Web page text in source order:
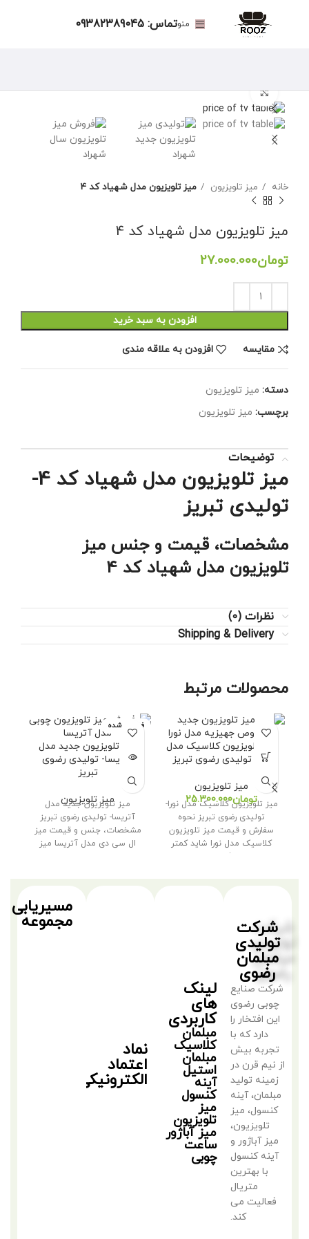
منوتماس: 09382389045
برای بزرگنمایی کلیک کنید
خانه میز تلویزیون میز تلویزیون مدل شهیاد کد 4
میز تلویزیون مدل شهیاد کد 4
تومان
افزودن به سبد خرید
مقايسه افزودن به علاقه مندی
دسته: میز تلویزیون
برچسب: میز تلویزیون
توضیحات
میز تلویزیون مدل شهیاد کد 4-
تولیدی تبریز
مشخصات، قیمت و جنس میز
تلویزیون مدل شهیاد کد 4
نظرات (0)
Shipping & Delivery
محصولات مرتبط
میز تلویزیون کلاسیک مدل
نورا- تولیدی رضوی تبریز
میز تلویزیون
تومان
میز تلویزیون کلاسیک مدل نورا-
تولیدی رضوی تبریز نحوه
سفارش و قیمت میز تلویزیون
کلاسیک مدل نورا شاید کمتر
کسی
فروخته شده
میز تلویزیون جدید مدل
آتریسا- تولیدی رضوی
تبریز
میز تلویزیون
میز تلویزیون جدید مدل
آتریسا- تولیدی رضوی تبریز
مشخصات، جنس و قیمت میز
ال سی دی مدل آتریسا میز
شرکت
تولیدی
مبلمان
رضوی
شرکت صنایع
چوبی رضوی
این افتخار را
دارد که با
تجربه بیش
از نیم قرن در
زمینه تولید
مبلمان، آینه
کنسول، میز
تلویزیون،
میز آباژور و
آینه کنسول
با بهترین
متریال
فعالیت می
کند.
لینک
های
کاربردی
مبلمان
کلاسیک
مبلمان
استیل
آینه
کنسول
میز
تلویزیون
میز آباژور
ساعت
چوبی
نماد
اعتماد
الکترونیکی
مسیریابی
مجموعه